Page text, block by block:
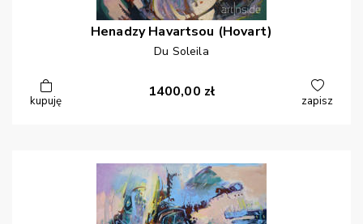
Henadzy Havartsou (Hovart)
Du Soleila
kupuję
1400,00 zł
zapisz